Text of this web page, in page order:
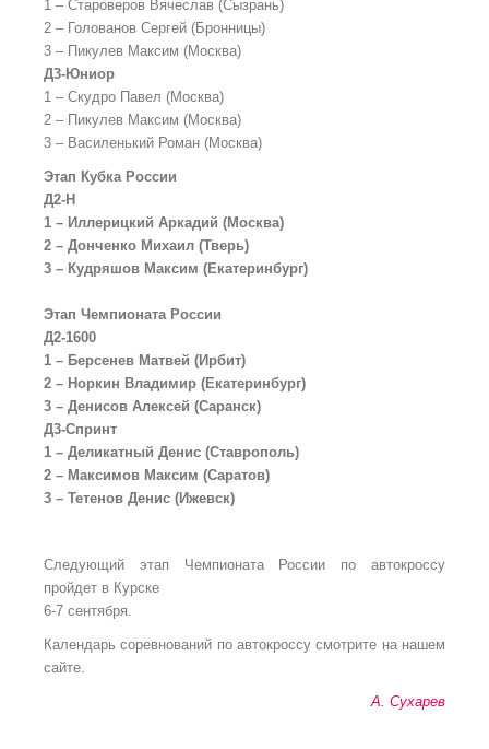
1 – Староверов Вячеслав (Сызрань)
2 – Голованов Сергей (Бронницы)
3 – Пикулев Максим (Москва)
Д3-Юниор
1 – Скудро Павел (Москва)
2 – Пикулев Максим (Москва)
3 – Василенький Роман (Москва)
Этап Кубка России
Д2-Н
1 – Иллерицкий Аркадий (Москва)
2 – Донченко Михаил (Тверь)
3 – Кудряшов Максим (Екатеринбург)
Этап Чемпионата России
Д2-1600
1 – Берсенев Матвей (Ирбит)
2 – Норкин Владимир (Екатеринбург)
3 – Денисов Алексей (Саранск)
Д3-Спринт
1 – Деликатный Денис (Ставрополь)
2 – Максимов Максим (Саратов)
3 – Тетенов Денис (Ижевск)
Следующий этап Чемпионата России по
автокроссу
пройдет в Курске
6-7 сентября.
Календарь соревнований по автокроссу смотрите на нашем
сайте.
А. Сухарев